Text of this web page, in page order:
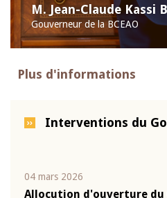
M. Jean-Claude Kassi
Gouverneur de la BCEAO
Plus d'informations
Interventions du
04 mars 2026
Allocution d'ouverture